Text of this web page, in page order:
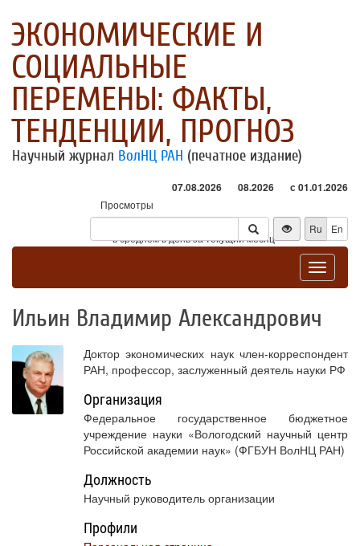
ЭКОНОМИЧЕСКИЕ И
СОЦИАЛЬНЫЕ
ПЕРЕМЕНЫ: ФАКТЫ,
ТЕНДЕНЦИИ, ПРОГНОЗ
Научный журнал ВолНЦ РАН (печатное издание)
07.08.2026 08.2026 с 01.01.2026
Просмотры
Посетители
* - в среднем в день за текущий месяц
Ru En
Toggle
Ильин Владимир Александрович
Доктор экономических наук член-корреспондент
РАН, профессор, заслуженный деятель науки РФ
Организация
Федеральное государственное бюджетное
учреждение науки «Вологодский научный центр
Российской академии наук» (ФГБУН ВолНЦ РАН)
Должность
Научный руководитель организации
Профили